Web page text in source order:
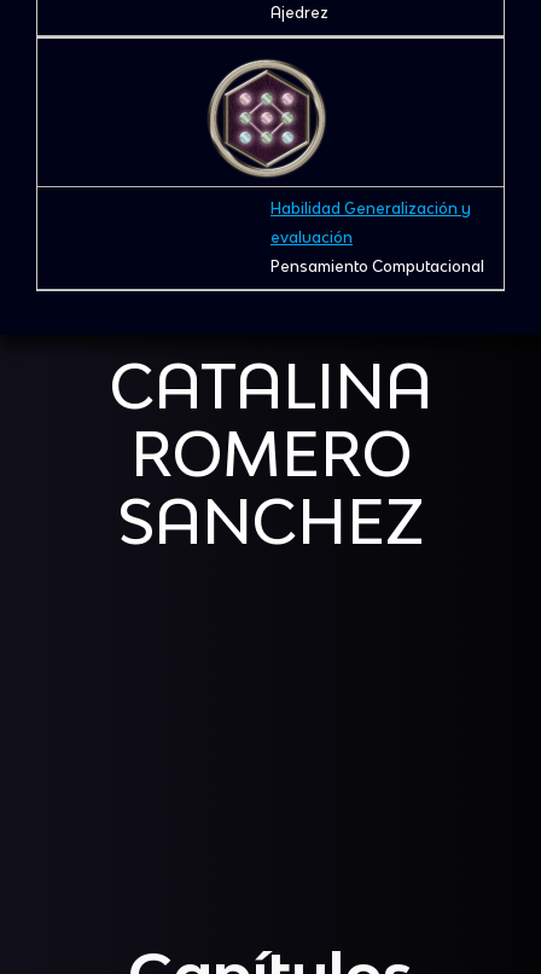
Ajedrez
Habilidad Generalización y
evaluación
Pensamiento Computacional
CATALINA
ROMERO
SANCHEZ